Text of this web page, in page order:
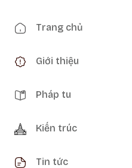
Main navigation
Trang chủ
Giới thiệu
Pháp tu
Kiến trúc
Tin tức